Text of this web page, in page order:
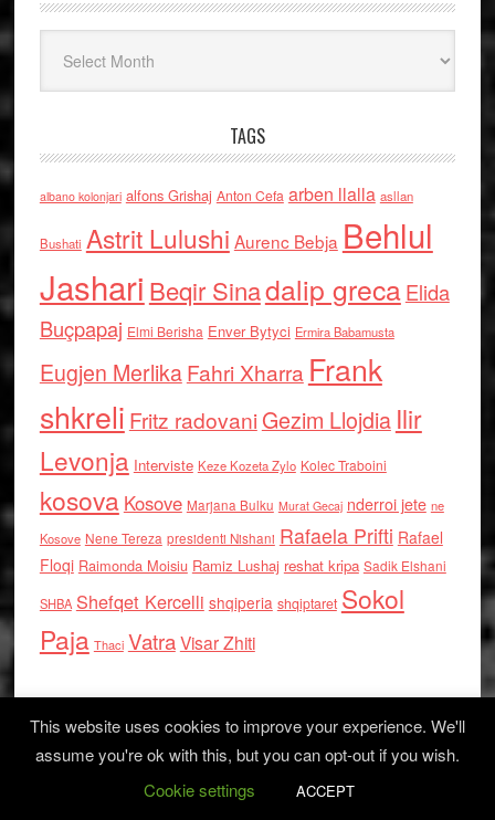
TAGS
albano kolonjari alfons Grishaj Anton Cefa arben llalla asllan
Bushati Astrit Lulushi Aurenc Bebja Behlul
Jashari Beqir Sinadalip grecaElida
Buçpapaj Elmi Berisha Enver Bytyci Ermira Babamusta
Eugjen MerlikaFahri Xharra Frank
shkreli Fritz radovaniGezim Llojdia Ilir
Levonja Interviste Keze Kozeta Zylo Kolec Traboini
kosova Kosove Marjana Bulku Murat Gecaj nderroi jete ne
Kosove Nene Tereza presidenti Nishani Rafaela Prifti Rafael
Floqi Raimonda Moisiu Ramiz Lushaj reshat kripa Sadik Elshani
SHBA Shefqet Kercelli shqiperia shqiptaret Sokol
Paja Thaci VatraVisar Zhiti
Log in
This website uses cookies to improve your experience. We'll
assume you're ok with this, but you can opt-out if you wish.
Cookie settings
ACCEPT